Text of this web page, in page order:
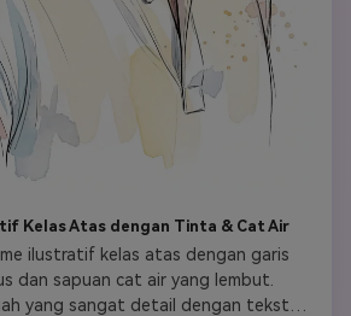
Kelas Atas dengan Tinta & Cat Air
ilustratif kelas atas dengan garis
dan sapuan cat air yang lembut.
yang sangat detail dengan tekstur